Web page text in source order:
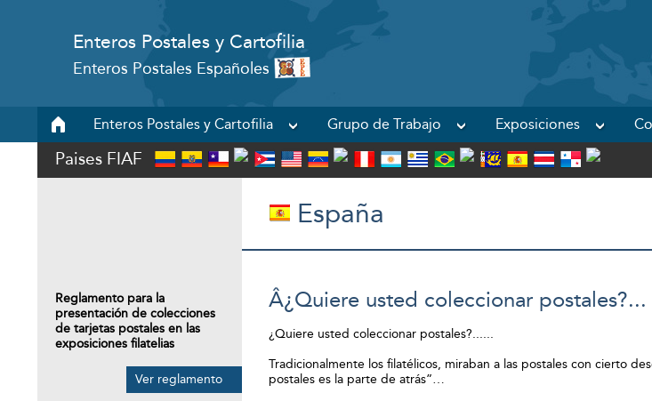
Enteros Postales y Cartofilia
Enteros Postales Españoles
Enteros Postales y Cartofilia Grupo de Trabajo Exposiciones
Paises FIAF
Reglamento para la
presentación de colecciones
de tarjetas postales en las
exposiciones filatelias
Ver reglamento
España
Â¿Quiere usted coleccionar postales?...
¿Quiere usted coleccionar postales?......
Tradicionalmente los filatélicos, miraban a las postales con cierto
postales es la parte de atrás”…